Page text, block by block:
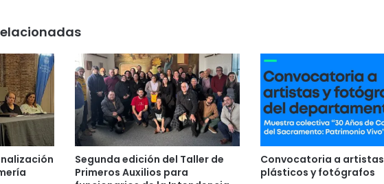
Segunda edición del Taller de
Primeros Auxilios para
Convocatoria a artistas
plásticos y fotógrafos